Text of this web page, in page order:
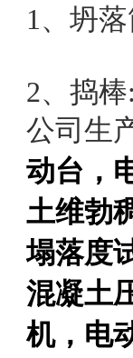
1 、坍
2、捣棒
公司生
动台，
土维勃
塌落度
混凝土
机，电